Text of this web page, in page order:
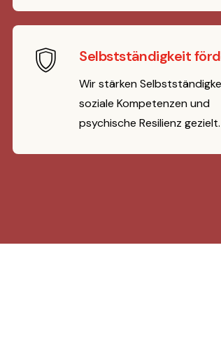
Selbstständigkeit
Wir stärken
soziale Kompetenzen und
psychische Resilienz gezielt.